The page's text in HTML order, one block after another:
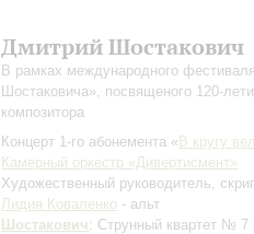
Дмитрий Шостакович
В рамках международного
Шостаковича», посвященого 120-
композитора
Концерт 1-го абонемента « В кругу
Камерный оркестр «Дивертисмент»
Художественный руководитель,
Лидия Коваленко - альт
Шостакович : Струнный квартет № 7